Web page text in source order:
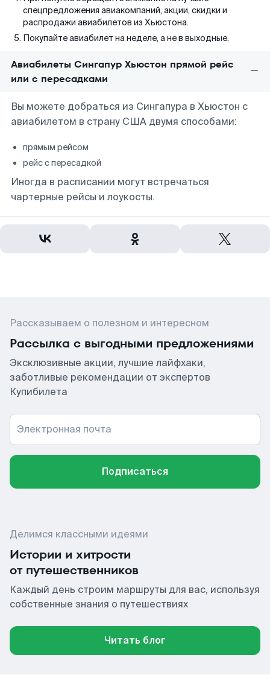
спецпредложения авиакомпаний, акции, скидки и
распродажи авиабилетов из Хьюстона.
Покупайте авиабилет на неделе, а не в выходные.
Авиабилеты Сингапур Хьюстон прямой рейс
или с пересадками
Вы можете добраться из Сингапура в Хьюстон с
авиабилетом в страну США двумя способами:
прямым рейсом
рейс с пересадкой
Иногда в расписании могут встречаться
чартерные рейсы и лоукосты.
Рассказываем о полезном и интересном
Рассылка с выгодными предложениями
Эксклюзивные акции, лучшие лайфхаки,
заботливые рекомендации от экспертов
Купибилета
Электронная почта
Подписаться
Делимся классными идеями
Истории и хитрости
от путешественников
Каждый день строим маршруты для вас, используя
собственные знания о путешествиях
Читать блог